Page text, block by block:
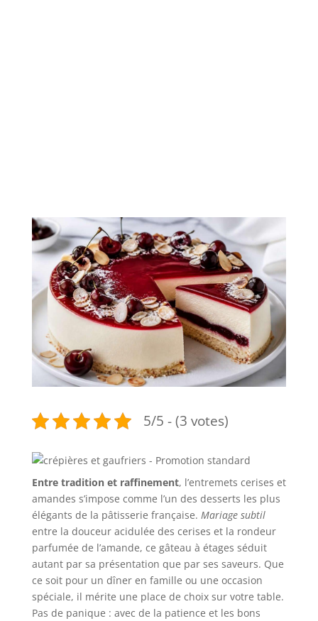
5/5 - (3 votes)
Entre tradition et raffinement, l’entremets cerises et
amandes s’impose comme l’un des desserts les plus
élégants de la pâtisserie française. Mariage subtil
entre la douceur acidulée des cerises et la rondeur
parfumée de l’amande, ce gâteau à étages séduit
autant par sa présentation que par ses saveurs. Que
ce soit pour un dîner en famille ou une occasion
spéciale, il mérite une place de choix sur votre table.
Pas de panique : avec de la patience et les bons